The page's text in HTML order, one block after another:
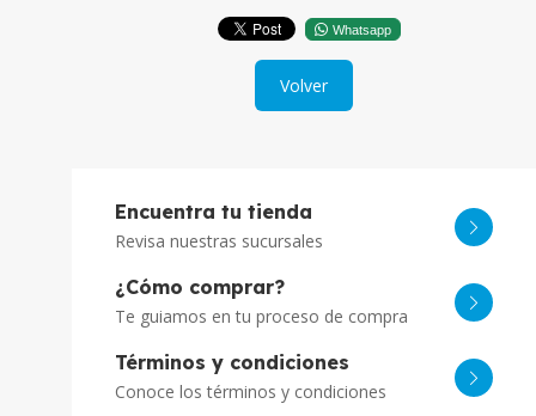
Whatsapp
Volver
Encuentra tu tienda
Revisa nuestras sucursales
¿Cómo comprar?
Te guiamos en tu proceso de compra
Términos y condiciones
Conoce los términos y condiciones